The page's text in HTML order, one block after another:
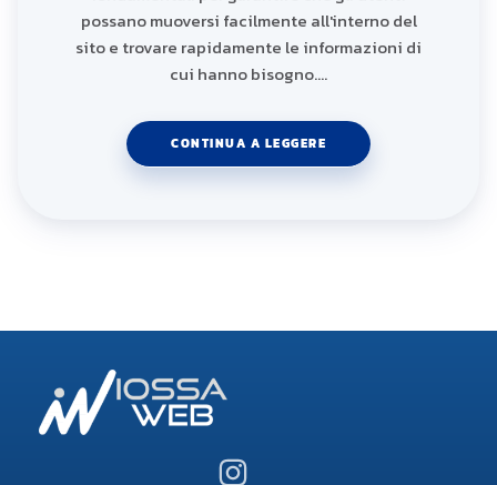
possano muoversi facilmente all'interno del
sito e trovare rapidamente le informazioni di
cui hanno bisogno.…
CONTINUA A LEGGERE